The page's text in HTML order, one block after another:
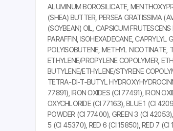
ALUMINUM BOROSILICATE,
(SHEA) BUTTER, PERSEA GRATISSIMA
(SOYBEAN) OIL, CAPSICUM
PARAFFIN, ISOHEXADECANE, CAPRYLYL
POLYISOBUTENE, METHYL NICOTINATE,
ETHYLENE/PROPYLENE COPOLYMER,
BUTYLENE/ETHYLENE/STYRENE
TETRA-DI-T-BUTYL
77891), IRON OXIDES (CI 77491), IRON
OXYCHLORIDE (CI 77163), BLUE 1 (CI
POWDER (CI 77400), GREEN 3 (CI
5 (CI 45370), RED 6 (CI 15850), RED 7